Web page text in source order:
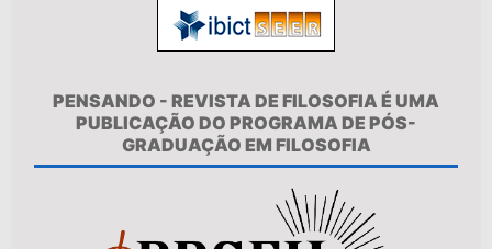
PENSANDO - REVISTA DE FILOSOFIA É UMA
PUBLICAÇÃO DO PROGRAMA DE PÓS-
GRADUAÇÃO EM FILOSOFIA